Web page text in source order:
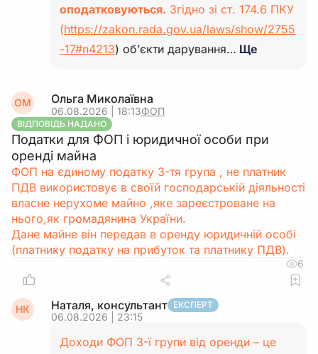
оподатковуються. Згідно зі ст. 174.6 ПКУ
(https://zakon.rada.gov.ua/laws/show/2755
-17#n4213) об’єкти дарування… Ще
ОМ Ольга Миколаївна
06.08.2026 | 18:13ФОП
ВІДПОВІДЬ НАДАНО
Податки для ФОП і юридичної особи при
оренді майна
ФОП на єдиному податку 3-тя група , не платник
ПДВ використовує в своїй господарській діяльності
власне нерухоме майно ,яке зареєстроване на
нього,як громадянина України.
Дане майне він передав в оренду юридичній особі
(платнику податку на прибуток та платнику ПДВ).
6
НК Наталя, консультант ЕКСПЕРТ
06.08.2026 | 23:15
Доходи ФОП 3-ї групи від оренди – це